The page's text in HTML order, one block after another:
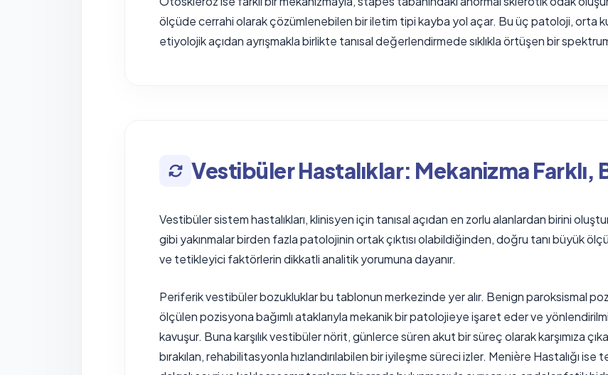
ölçüde cerrahi olarak çözümlenebilen bir iletim tipi kayba yol açar. Bu üç patoloji, orta
etiyolojik açıdan ayrışmakla birlikte tanısal değerlendirmede sıklıkla örtüşen bir
Vestibüler Hastalıklar: Mekanizma
Vestibüler sistem hastalıkları, klinisyen için tanısal açıdan en zorlu alanlardan birini
gibi yakınmalar birden fazla patolojinin ortak çıktısı olabildiğinden, doğru tanı büyük
ve tetikleyici faktörlerin dikkatli analitik yorumuna dayanır.
Periferik vestibüler bozukluklar bu tablonun merkezinde yer alır. Benign paroksismal
ölçülen pozisyona bağımlı ataklarıyla mekanik bir patolojieye işaret eder ve
kavuşur. Buna karşılık vestibüler nörit, günlerce süren akut bir süreç olarak karşımıza
bırakılan, rehabilitasyonla hızlandırılabilen bir iyileşme süreci izler. Menière Hastalığı